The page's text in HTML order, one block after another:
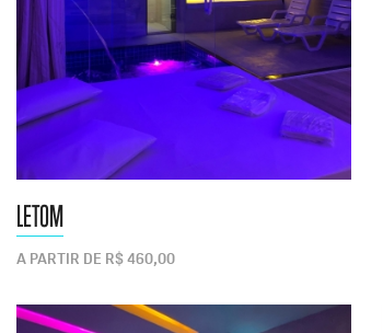
LETOM
A PARTIR DE R$ 460,00